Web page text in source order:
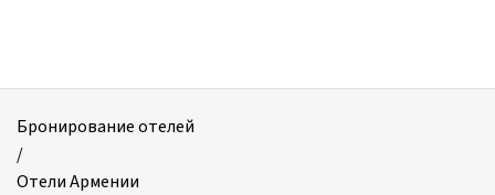
Бронирование отелей
/
Отели Армении